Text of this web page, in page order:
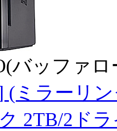
バッファロ
(ミラーリ
2TB/2ド